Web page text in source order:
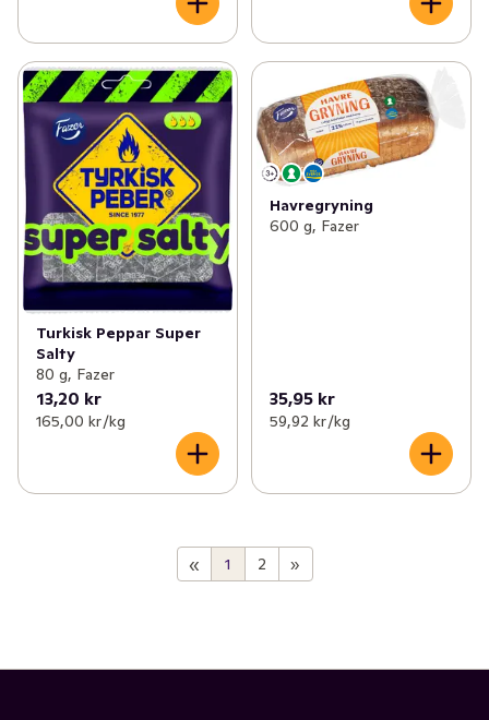
Turkisk Peppar Super
Salty
80 g, Fazer
13,20 kr
165,00 kr /kg
Havregryning
600 g, Fazer
35,95 kr
59,92 kr /kg
« 1 2 »